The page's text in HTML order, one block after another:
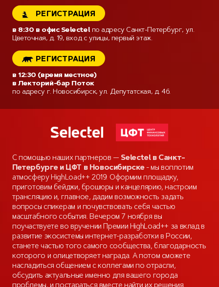
РЕГИСТРАЦИЯ
в 8:30 в офис Selectel по адресу Санкт-Петербург, ул.
Цветочная, д. 19, вход с улицы, первый этаж.
РЕГИСТРАЦИЯ
в 12:30 (время местное)
в Лекторий-бар Поток
по адресу г. Новосибирск, ул. Депутатская, д. 46.
С помощью наших партнеров — Selectel в Санкт-
Петербурге и ЦФТ в Новосибирске- мы воплотим
атмосферу HighLoad++ 2019. Оформим площадку,
приготовим бейджи, брошюры и канцелярию, настроим
трансляцию и, главное, дадим возможность задать
вопросы спикерам и почувствовать себя частью
масштабного события. Вечером 7 ноября вы
поучаствуете во вручении Премии HighLoad++ за вклад в
развитие экосистемы интернет-разработки в России,
станете частью того самого сообщества, благодарность
которого и олицетворяет награда. А потом сможете
насладиться общением с коллегами по отрасли,
обсудить актуальные именно для вашего города